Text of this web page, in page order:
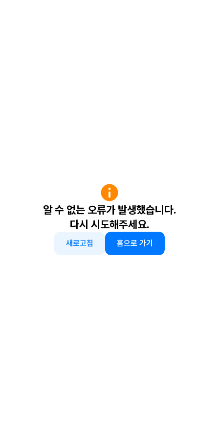
알 수 없는 오류가 발생했습니다.
다시 시도해주세요.
새로고침 홈으로 가기